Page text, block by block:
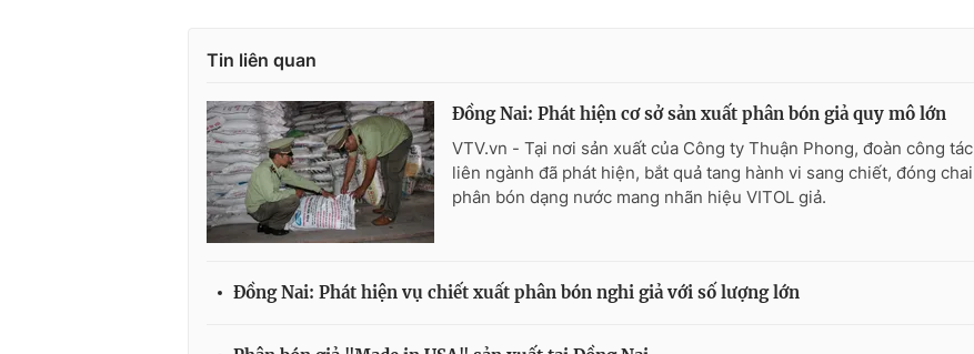
Tin liên quan
Đồng Nai: Phát hiện cơ sở sản xuất phân bón giả quy mô lớn
VTV.vn - Tại nơi sản xuất của Công ty Thuận Phong, đoàn công tác
liên ngành đã phát hiện, bắt quả tang hành vi sang chiết, đóng chai
phân bón dạng nước mang nhãn hiệu VITOL giả.
Đồng Nai: Phát hiện vụ chiết xuất phân bón nghi giả với số lượng lớn